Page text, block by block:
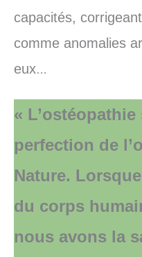
capacités,
comme anomalies
eux…
«
perfection de
Nature.
du corps
nous avons la